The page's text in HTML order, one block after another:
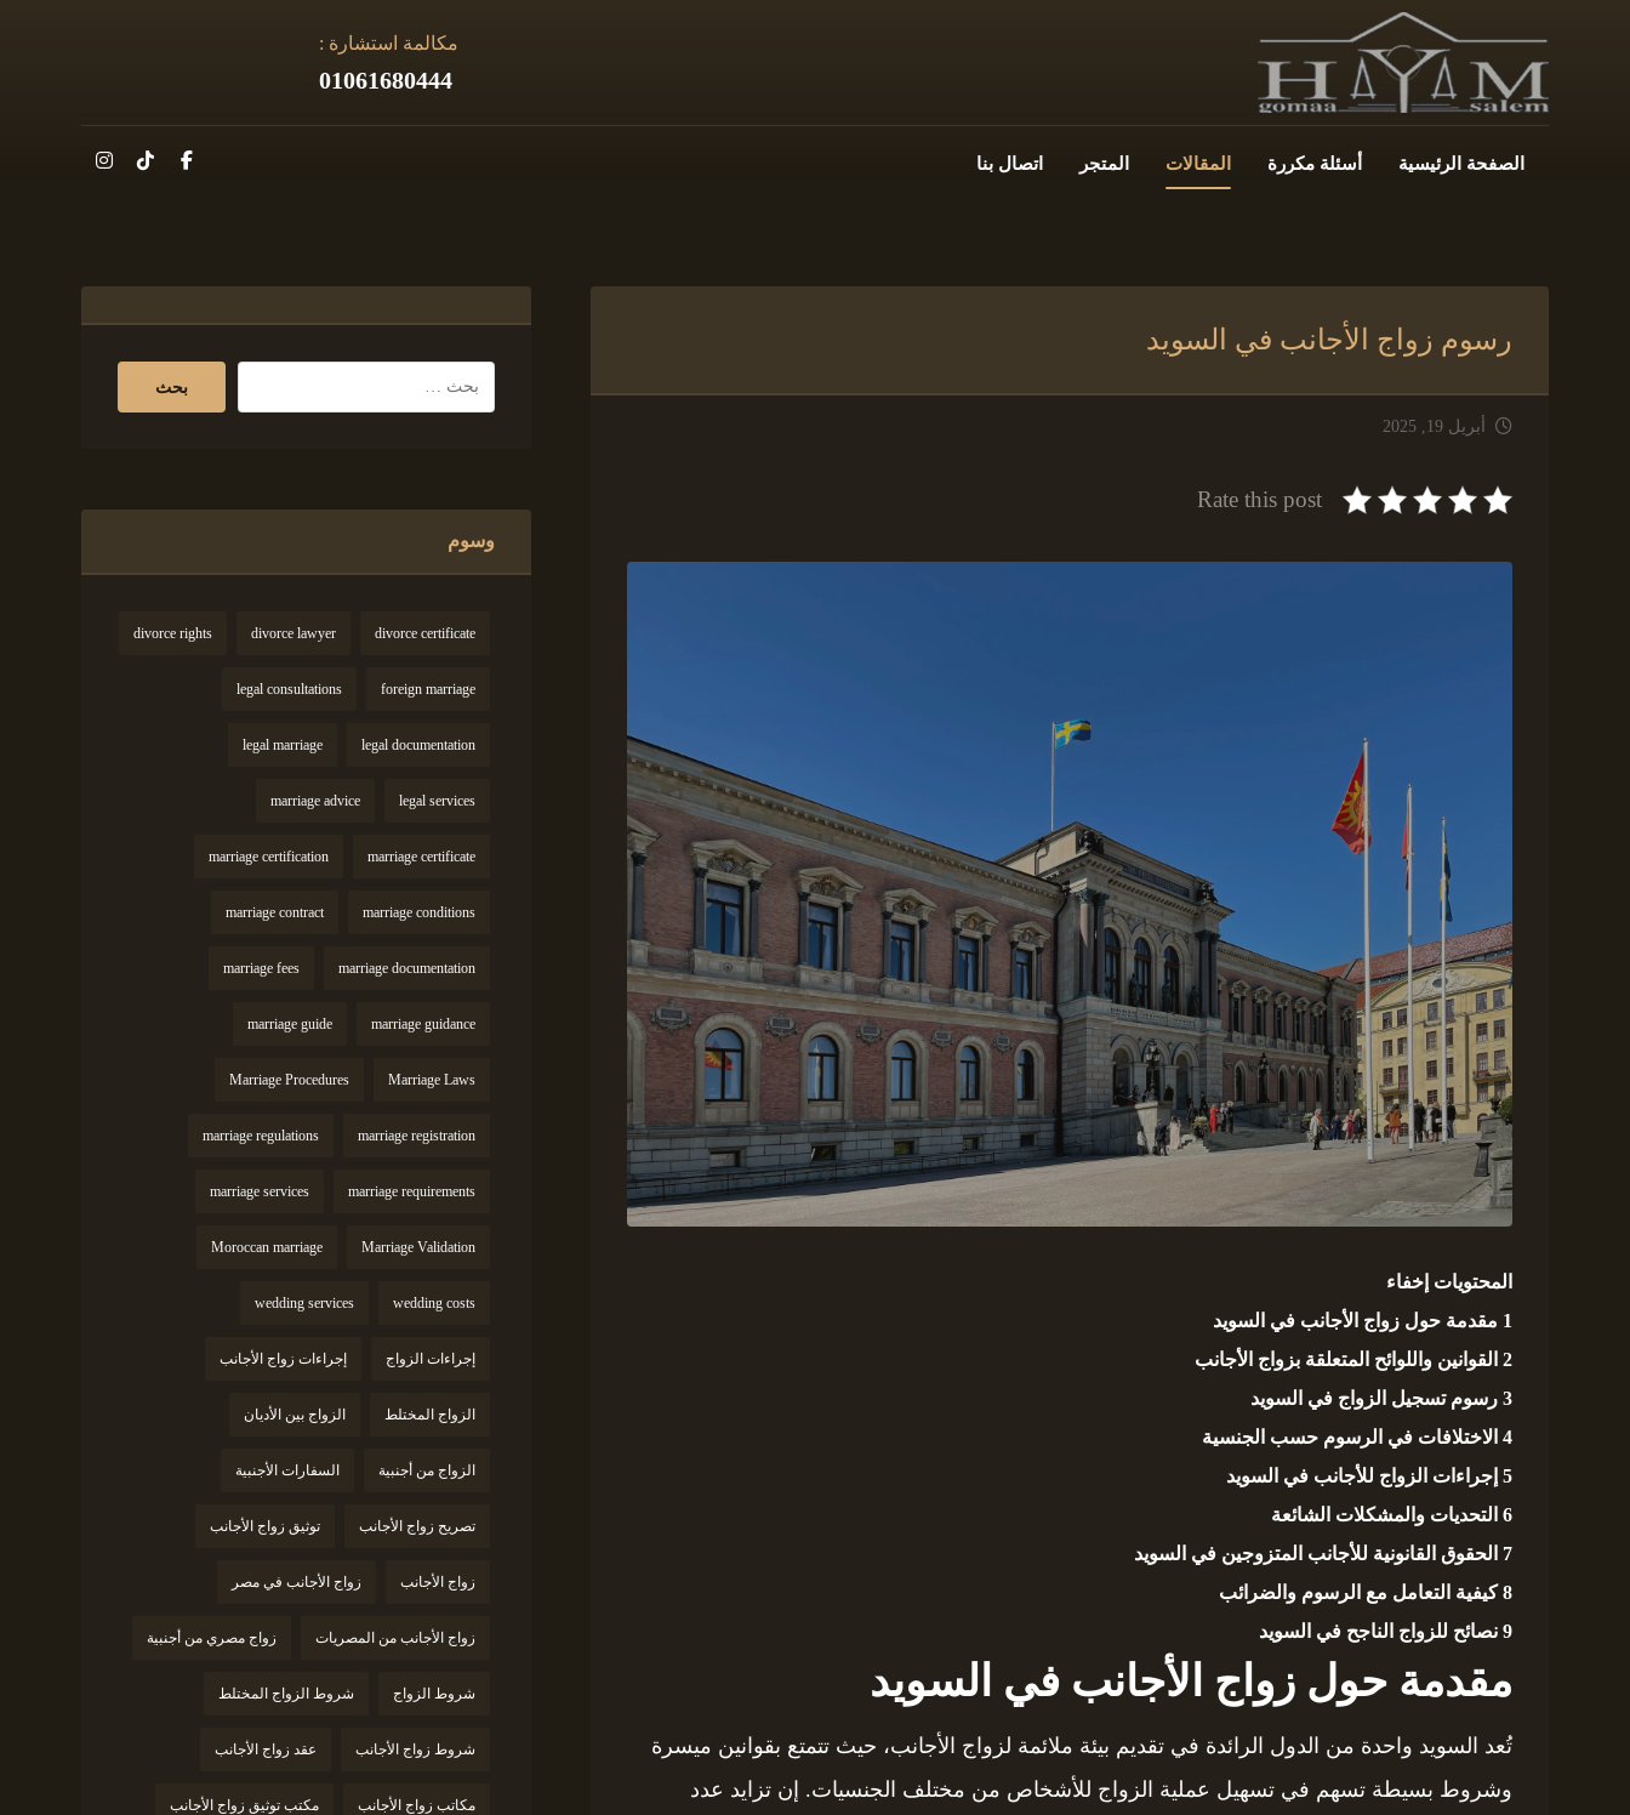
مكالمة استشارة :
01061680444
الصفحة الرئيسية أسئلة مكررة المقالات المتجر اتصال بنا
رسوم زواج الأجانب في السويد
أبريل 19, 2025
Rate this post
المحتويات إخفاء
1 مقدمة حول زواج الأجانب في السويد
2 القوانين واللوائح المتعلقة بزواج الأجانب
3 رسوم تسجيل الزواج في السويد
4 الاختلافات في الرسوم حسب الجنسية
5 إجراءات الزواج للأجانب في السويد
6 التحديات والمشكلات الشائعة
7 الحقوق القانونية للأجانب المتزوجين في السويد
8 كيفية التعامل مع الرسوم والضرائب
9 نصائح للزواج الناجح في السويد
مقدمة حول زواج الأجانب في السويد
تُعد السويد واحدة من الدول الرائدة في تقديم بيئة ملائمة لزواج الأجانب، حيث تتمتع بقوانين ميسرة
وشروط بسيطة تسهم في تسهيل عملية الزواج للأشخاص من مختلف الجنسيات. إن تزايد عدد
وسوم
divorce certificate
divorce lawyer
divorce rights
foreign marriage
legal consultations
legal documentation
legal marriage
legal services
marriage advice
marriage certificate
marriage certification
marriage conditions
marriage contract
marriage documentation
marriage fees
marriage guidance
marriage guide
Marriage Laws
Marriage Procedures
marriage registration
marriage regulations
marriage requirements
marriage services
Marriage Validation
Moroccan marriage
wedding costs
wedding services
إجراءات الزواج إجراءات زواج الأجانب
الزواج المختلط الزواج بين الأديان
الزواج من أجنبية السفارات الأجنبية
تصريح زواج الأجانب توثيق زواج الأجانب
زواج الأجانب زواج الأجانب في مصر
زواج الأجانب من المصريات زواج مصري من أجنبية
شروط الزواج شروط الزواج المختلط
شروط زواج الأجانب عقد زواج الأجانب
مكاتب زواج الأجانب مكتب توثيق زواج الأجانب